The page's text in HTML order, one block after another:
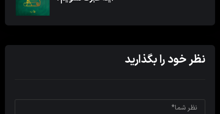
نظر خود را بگذارید